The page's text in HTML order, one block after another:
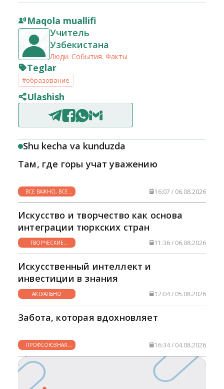
Maqola muallifi
Учитель
Узбекистана
Люди. События. Факты
Teglar
#образование
Ulashish
Shu kecha va kunduzda
Там, где горы учат уважению
ВСЕ ВАЖНО, ВСЕ
НУЖНО
16:07 / 06.08.2026
Искусство и творчество как основа
интеграции тюркских стран
ТВОРЧЕСКИЕ
ГОРИЗОНТЫ
11:36 / 06.08.2026
Искусственный интеллект и
инвестиции в знания
АКТУАЛЬНО 12:04 / 05.08.2026
Забота, которая вдохновляет
ПРОФСОЮЗНАЯ
ЖИЗНЬ
16:34 / 04.08.2026